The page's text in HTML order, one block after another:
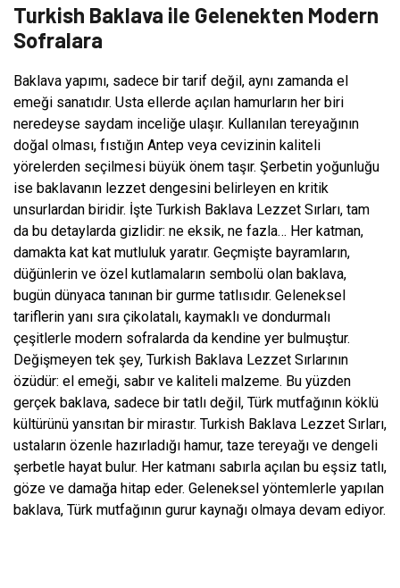
Turkish Baklava ile Gelenekten Modern
Sofralara
Baklava yapımı, sadece bir tarif değil, aynı zamanda el
emeği sanatıdır. Usta ellerde açılan hamurların her biri
neredeyse saydam inceliğe ulaşır. Kullanılan tereyağının
doğal olması, fıstığın Antep veya cevizinin kaliteli
yörelerden seçilmesi büyük önem taşır. Şerbetin yoğunluğu
ise baklavanın lezzet dengesini belirleyen en kritik
unsurlardan biridir. İşte Turkish Baklava Lezzet Sırları, tam
da bu detaylarda gizlidir: ne eksik, ne fazla… Her katman,
damakta kat kat mutluluk yaratır. Geçmişte bayramların,
düğünlerin ve özel kutlamaların sembolü olan baklava,
bugün dünyaca tanınan bir gurme tatlısıdır. Geleneksel
tariflerin yanı sıra çikolatalı, kaymaklı ve dondurmalı
çeşitlerle modern sofralarda da kendine yer bulmuştur.
Değişmeyen tek şey, Turkish Baklava Lezzet Sırlarının
özüdür: el emeği, sabır ve kaliteli malzeme. Bu yüzden
gerçek baklava, sadece bir tatlı değil, Türk mutfağının köklü
kültürünü yansıtan bir mirastır. Turkish Baklava Lezzet Sırları,
ustaların özenle hazırladığı hamur, taze tereyağı ve dengeli
şerbetle hayat bulur. Her katmanı sabırla açılan bu eşsiz tatlı,
göze ve damağa hitap eder. Geleneksel yöntemlerle yapılan
baklava, Türk mutfağının gurur kaynağı olmaya devam ediyor.